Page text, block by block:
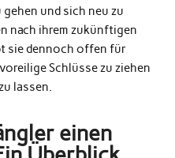
und sich neu zu
nach ihrem zukünftigen
sie dennoch offen für
Schlüsse zu ziehen
lassen.
einen